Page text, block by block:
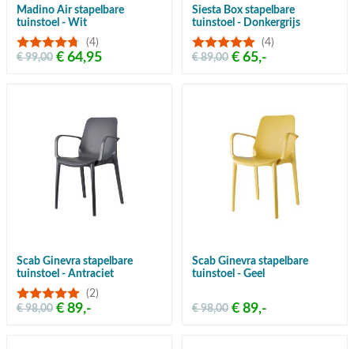
Madino Air stapelbare
tuinstoel - Wit
(4)
€ 64,95
€ 99,00
Siesta Box stapelbare
tuinstoel - Donkergrijs
(4)
€ 65,-
€ 89,00
Scab Ginevra stapelbare
tuinstoel - Antraciet
(2)
€ 89,-
€ 98,00
Scab Ginevra stapelbare
tuinstoel - Geel
€ 89,-
€ 98,00